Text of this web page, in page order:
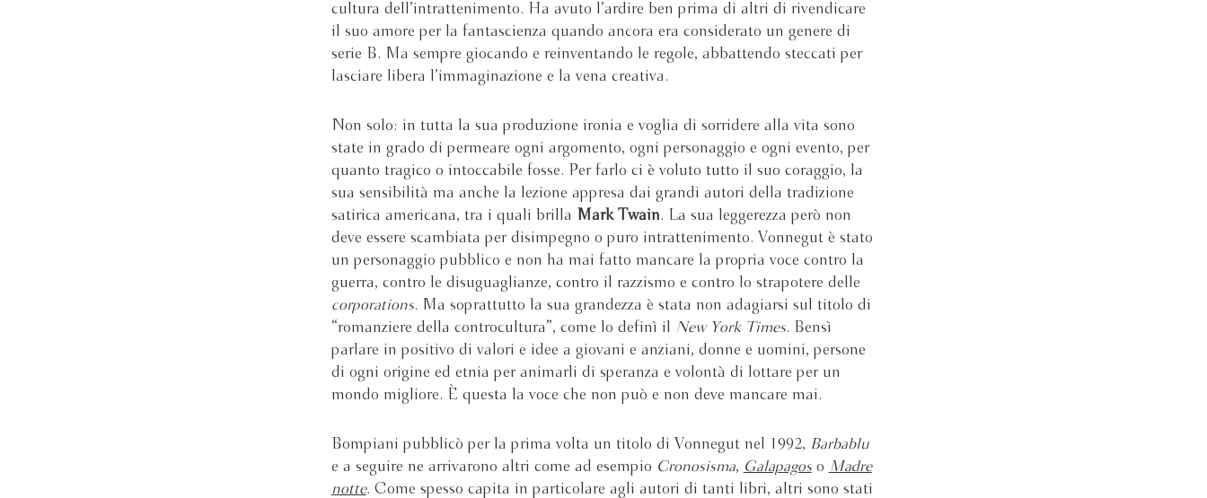
cultura dell’intrattenimento. Ha avuto l’ardire ben prima di altri di rivendicare
il suo amore per la fantascienza quando ancora era considerato un genere di
serie B. Ma sempre giocando e reinventando le regole, abbattendo steccati per
lasciare libera l’immaginazione e la vena creativa.
Non solo: in tutta la sua produzione ironia e voglia di sorridere alla vita sono
state in grado di permeare ogni argomento, ogni personaggio e ogni evento, per
quanto tragico o intoccabile fosse. Per farlo ci è voluto tutto il suo coraggio, la
sua sensibilità ma anche la lezione appresa dai grandi autori della tradizione
satirica americana, tra i quali brilla
Mark Twain. La sua leggerezza però non
deve essere scambiata per disimpegno o puro intrattenimento. Vonnegut è stato
un personaggio pubblico e non ha mai fatto mancare la propria voce contro la
guerra, contro le disuguaglianze, contro il razzismo e contro lo strapotere delle
corporations. Ma soprattutto la sua grandezza è stata non adagiarsi sul titolo di
“romanziere della controcultura”, come lo definì il
New York Times. Bensì
parlare in positivo di valori e idee a giovani e anziani, donne e uomini, persone
di ogni origine ed etnia per animarli di speranza e volontà di lottare per un
mondo migliore. È questa la voce che non può e non deve mancare mai.
Bompiani pubblicò per la prima volta un titolo di Vonnegut nel 1992, Barbablu
e a seguire ne arrivarono altri come ad esempio Cronosisma, Galapagoso Madre
notte. Come spesso capita in particolare agli autori di tanti libri, altri sono stati